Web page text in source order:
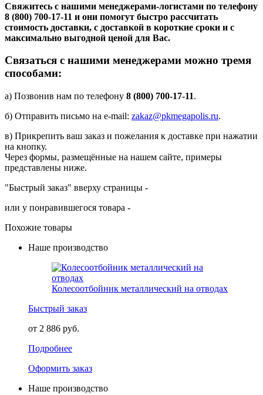
Свяжитесь с нашими менеджерами-логистами по телефону
8 (800) 700-17-11 и они помогут быстро рассчитать
стоимость доставки, с доставкой в короткие сроки и с
максимально выгодной ценой для Вас.
Связаться с нашими менеджерами можно тремя
способами:
а) Позвонив нам по телефону 8 (800) 700-17-11.
б) Отправить письмо на e-mail: zakaz@pkmegapolis.ru.
в) Прикрепить ваш заказ и пожелания к доставке при нажатии
на кнопку.
Через формы, размещённые на нашем сайте, примеры
представлены ниже.
"Быстрый заказ" вверху страницы -
или у понравившегося товара -
Похожие товары
Наше производство
Колесоотбойник металлический на отводах
Быстрый заказ
от 2 886 руб.
Подробнее
Оформить заказ
Наше производство